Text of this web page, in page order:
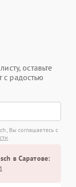
оставьте
радостью
Вы соглашаетесь с
в Саратове: